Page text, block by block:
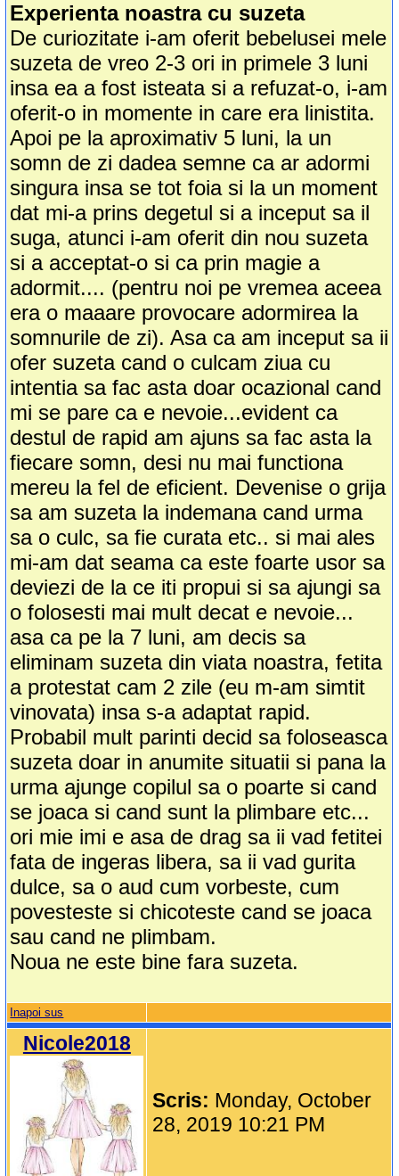
Experienta noastra cu suzeta
De curiozitate i-am oferit bebelusei mele
suzeta de vreo 2-3 ori in primele 3 luni
insa ea a fost isteata si a refuzat-o, i-am
oferit-o in momente in care era linistita.
Apoi pe la aproximativ 5 luni, la un
somn de zi dadea semne ca ar adormi
singura insa se tot foia si la un moment
dat mi-a prins degetul si a inceput sa il
suga, atunci i-am oferit din nou suzeta
si a acceptat-o si ca prin magie a
adormit.... (pentru noi pe vremea aceea
era o maaare provocare adormirea la
somnurile de zi). Asa ca am inceput sa ii
ofer suzeta cand o culcam ziua cu
intentia sa fac asta doar ocazional cand
mi se pare ca e nevoie...evident ca
destul de rapid am ajuns sa fac asta la
fiecare somn, desi nu mai functiona
mereu la fel de eficient. Devenise o grija
sa am suzeta la indemana cand urma
sa o culc, sa fie curata etc.. si mai ales
mi-am dat seama ca este foarte usor sa
deviezi de la ce iti propui si sa ajungi sa
o folosesti mai mult decat e nevoie...
asa ca pe la 7 luni, am decis sa
eliminam suzeta din viata noastra, fetita
a protestat cam 2 zile (eu m-am simtit
vinovata) insa s-a adaptat rapid.
Probabil mult parinti decid sa foloseasca
suzeta doar in anumite situatii si pana la
urma ajunge copilul sa o poarte si cand
se joaca si cand sunt la plimbare etc...
ori mie imi e asa de drag sa ii vad fetitei
fata de ingeras libera, sa ii vad gurita
dulce, sa o aud cum vorbeste, cum
povesteste si chicoteste cand se joaca
sau cand ne plimbam.
Noua ne este bine fara suzeta.
Inapoi sus
Nicole2018
Scris: Monday, October
28, 2019 10:21 PM